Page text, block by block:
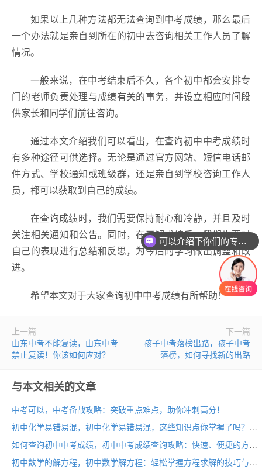
如果以上几种方法都无法查询到中考成绩，那么最后
一个办法就是亲自到所在的初中去咨询相关工作人员了解
情况。
一般来说，在中考结束后不久，各个初中都会安排专
门的老师负责处理与成绩有关的事务，并设立相应时间段
供家长和同学们前往咨询。
通过本文介绍我们可以看出，在查询初中中考成绩时
有多种途径可供选择。无论是通过官方网站、短信电话邮
件方式、学校通知或班级群，还是亲自到学校咨询工作人
员，都可以获取到自己的成绩。
在查询成绩时，我们需要保持耐心和冷静，并且及时
关注相关通知和公告。同时，在了解成绩后，我们也要对
自己的表现进行总结和反思，为今后的学习做出调整和改
进。
希望本文对于大家查询初中中考成绩有所帮助！
上一篇
山东中考不能复读，山东中考
禁止复读！你该如何应对？
下一篇
孩子中考落榜出路，孩子中考
落榜，如何寻找新的出路
与本文相关的文章
中考可以，中考备战攻略：突破重点难点，助你冲刺高分！
初中化学易错易混，初中化学易错易混，这些知识点你掌握了吗？
如何查询初中中考成绩，初中中考成绩查询攻略：快速、便捷的方法大揭秘！
初中数学的解方程，初中数学解方程：轻松掌握方程求解的技巧与方法
可以介绍下你们的专业吗？